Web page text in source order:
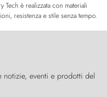
Tech è realizzata con materiali
resistenza e stile senza tempo.
notizie, eventi e prodotti del